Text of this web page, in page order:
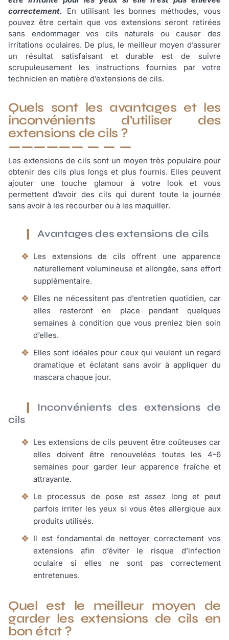
correctement. En utilisant les bonnes méthodes, vous
pouvez être certain que vos extensions seront retirées
sans endommager vos cils naturels ou causer des
irritations oculaires. De plus, le meilleur moyen d’assurer
un résultat satisfaisant et durable est de suivre
scrupuleusement les instructions fournies par votre
technicien en matière d’extensions de cils.
Quels sont les avantages et les
inconvénients d’utiliser des
extensions de cils ?
Les extensions de cils sont un moyen très populaire pour
obtenir des cils plus longs et plus fournis. Elles peuvent
ajouter une touche glamour à votre look et vous
permettent d’avoir des cils qui durent toute la journée
sans avoir à les recourber ou à les maquiller.
Avantages des extensions de cils
Les extensions de cils offrent une apparence
naturellement volumineuse et allongée, sans effort
supplémentaire.
Elles ne nécessitent pas d’entretien quotidien, car
elles resteront en place pendant quelques
semaines à condition que vous preniez bien soin
d’elles.
Elles sont idéales pour ceux qui veulent un regard
dramatique et éclatant sans avoir à appliquer du
mascara chaque jour.
Inconvénients des extensions de
cils
Les extensions de cils peuvent être coûteuses car
elles doivent être renouvelées toutes les 4-6
semaines pour garder leur apparence fraîche et
attrayante.
Le processus de pose est assez long et peut
parfois irriter les yeux si vous êtes allergique aux
produits utilisés.
Il est fondamental de nettoyer correctement vos
extensions afin d’éviter le risque d’infection
oculaire si elles ne sont pas correctement
entretenues.
Quel est le meilleur moyen de
garder les extensions de cils en
bon état ?